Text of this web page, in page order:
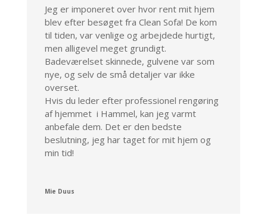
Jeg er imponeret over hvor rent mit hjem
blev efter besøget fra Clean Sofa! De kom
til tiden, var venlige og arbejdede hurtigt,
men alligevel meget grundigt.
Badeværelset skinnede, gulvene var som
nye, og selv de små detaljer var ikke
overset.
Hvis du leder efter professionel rengøring
af hjemmet i Hammel, kan jeg varmt
anbefale dem. Det er den bedste
beslutning, jeg har taget for mit hjem og
min tid!
Mie Duus